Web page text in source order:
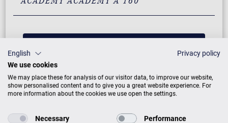
English
Privacy policy
We use cookies
We may place these for analysis of our visitor data, to improve our website,
show personalised content and to give you a great website experience. For
more information about the cookies we use open the settings.
Necessary Performance